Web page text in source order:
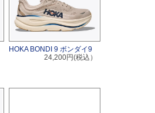
HOKA BONDI 9 ボンダイ9
24,200円(税込）